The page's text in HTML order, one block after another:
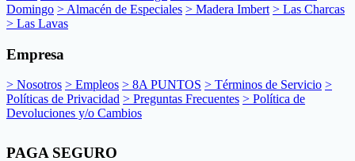
Domingo > Almacén de Especiales > Madera Imbert > Las Charcas
> Las Lavas
Empresa
> Nosotros > Empleos > 8A PUNTOS > Términos de Servicio >
Políticas de Privacidad > Preguntas Frecuentes > Política de
Devoluciones y/o Cambios
PAGA SEGURO